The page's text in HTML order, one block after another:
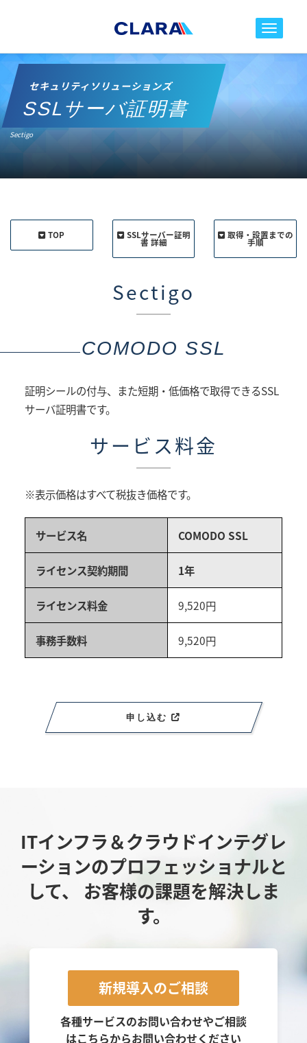
toggle
セキュリティソリューションズ
SSLサーバ証明書
Sectigo
TOP SSLサーバー証明
書 詳細
取得・設置までの
手順
Sectigo
COMODO SSL
証明シールの付与、また短期・低価格で取得できるSSL
サーバ証明書です。
サービス料金
※表示価格はすべて税抜き価格です。
サービス名 COMODO SSL
ライセンス契約期間 1年
ライセンス料金 9,520円
事務手数料 9,520円
申し込む
ITインフラ＆クラウドインテグレ
ーションのプロフェッショナルと
して、
お客様の課題を解決しま
す。
新規導入のご相談
各種サービスのお問い合わせやご相談
はこちらからお問い合わせください